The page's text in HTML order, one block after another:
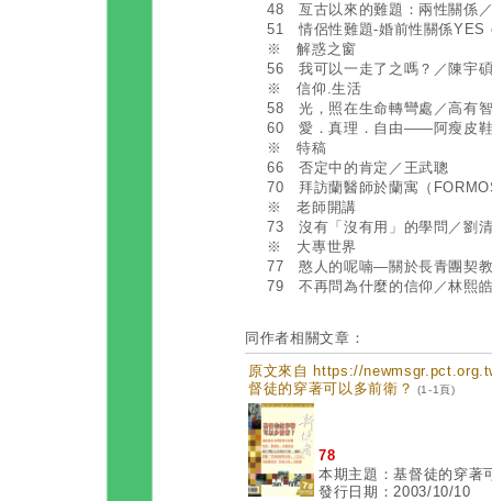
48 亙古以來的難題：兩性關係
51 情侶性難題-婚前性關係YES
※ 解惑之窗
56 我可以一走了之嗎？／陳宇
※ 信仰.生活
58 光，照在生命轉彎處／高有
60 愛．真理．自由——阿瘦皮鞋
※ 特稿
66 否定中的肯定／王武聰
70 拜訪蘭醫師於蘭寓（
※ 老師開講
73 沒有「沒有用」的學問／劉
※ 大專世界
77 憨人的呢喃—關於長青團契
79 不再問為什麼的信仰／林熙
同作者相關文章：
原文來自 https://
督徒的穿著可以多前衛？
(1-1頁)
78
本期主題：基督徒的穿著
發行日期：2003/10/10